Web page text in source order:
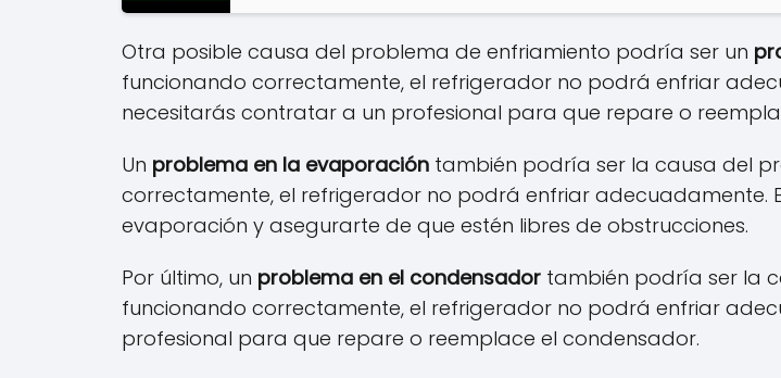
Otra posible causa del problema de enfriamiento podría ser un
funcionando correctamente, el refrigerador no podrá enfriar
necesitarás contratar a un profesional para que repare o
Un problema en la evaporación también podría ser la causa del
correctamente, el refrigerador no podrá enfriar adecuadamente.
evaporación y asegurarte de que estén libres de obstrucciones.
Por último, un problema en el condensador también podría ser la
funcionando correctamente, el refrigerador no podrá enfriar
profesional para que repare o reemplace el condensador.